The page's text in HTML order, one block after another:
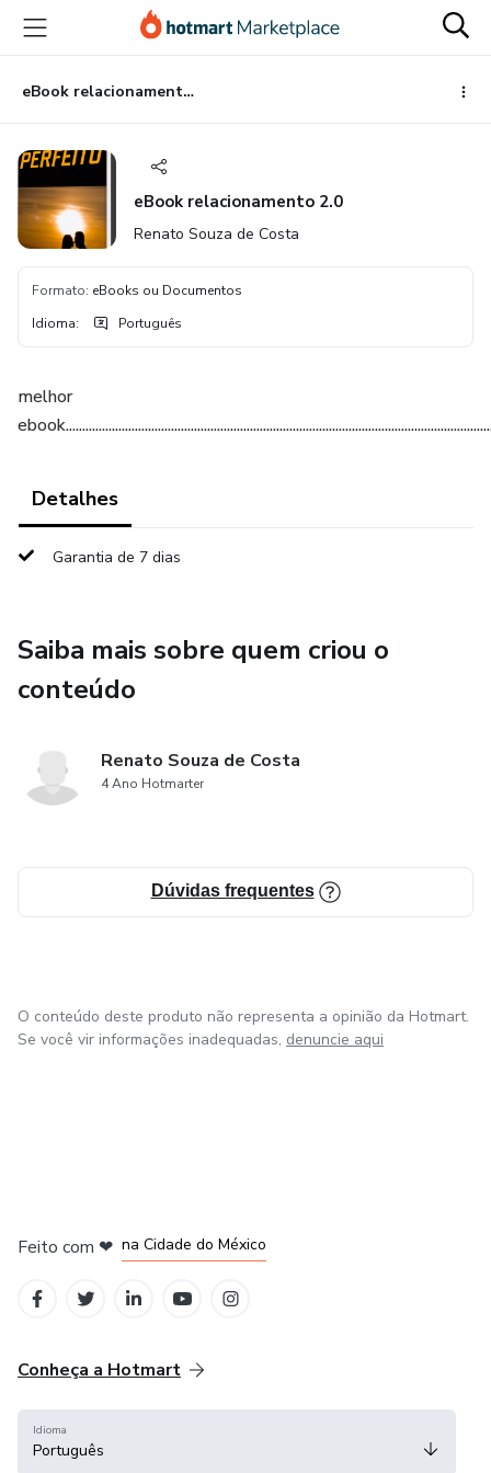
para
conteúdo
principal
para
pagamento
para
rodapé
eBook relacionamento 2.0
eBook relacionamento 2.0
Renato Souza de Costa
Formato: eBooks ou Documentos
Idioma: Português
melhor
Detalhes
Garantia de 7 dias
Saiba mais sobre quem criou o
conteúdo
Renato Souza de Costa
4 Ano Hotmarter
Dúvidas frequentes
O conteúdo deste produto não representa a opinião da Hotmart.
Se você vir informações inadequadas, denuncie aqui
Feito com ❤ na Cidade do México
Conheça a Hotmart
Idioma
Português